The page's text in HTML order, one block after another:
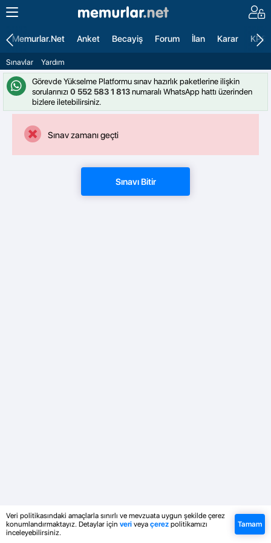
Memurlar.Net Anket Becayiş Forum İlan Karar
Sınavlar Yardım
Görevde Yükselme Platformu sınav hazırlık paketlerine ilişkin
sorularınızı0 552 583 1 813numaralı WhatsApp hattı üzerinden
bizlere iletebilirsiniz.
Sınav zamanı geçti
Sınavı Bitir
Veri politikasındaki amaçlarla sınırlı ve mevzuata uygun şekilde çerez
konumlandırmaktayız. Detaylar için veri veya çerez politikamızı
inceleyebilirsiniz.
Tamam